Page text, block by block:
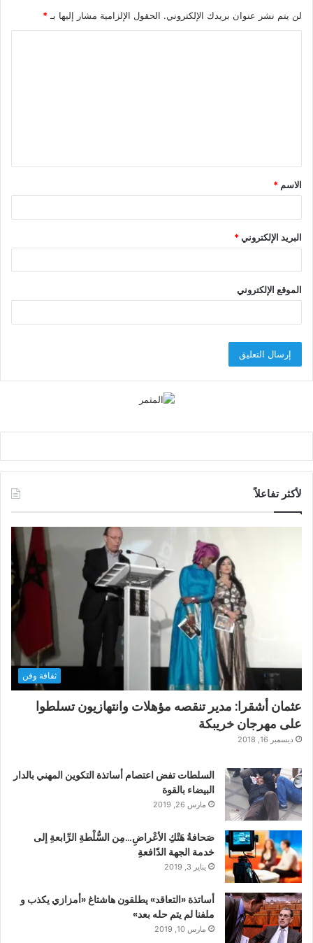
لن يتم نشر عنوان بريدك الإلكتروني. الحقول الإلزامية مشار إليها بـ *
ق
*
الاسم *
البريد الإلكتروني*
الموقع الإلكتروني
لأكثر تفاعلاً
ثقافة وفن
عثمان أشقرا: مدير تنقصه مؤهلات وانتهازيون تسلطوا
على مهرجان خريبكة
ديسمبر 16, 2018
السلطات تفض اعتصام أساتذة التكوين المهني بالدار
البيضاء بالقوة
مارس 26, 2019
صَحافةُ هَتْكِ الأعْراضِ…مِن السُّلْطةِ الرِّابعةِ إلى
خدمة الجهة الدّافعةِ
يناير 3, 2019
أساتذة «التعاقد» يطلقون هاشتاغ «أمزازي يكذب و
ملفنا لم يتم حله بعد»
مارس 10, 2019